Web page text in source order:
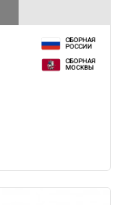
СБОРНАЯ
РОССИИ
СБОРНАЯ
МОСКВЫ